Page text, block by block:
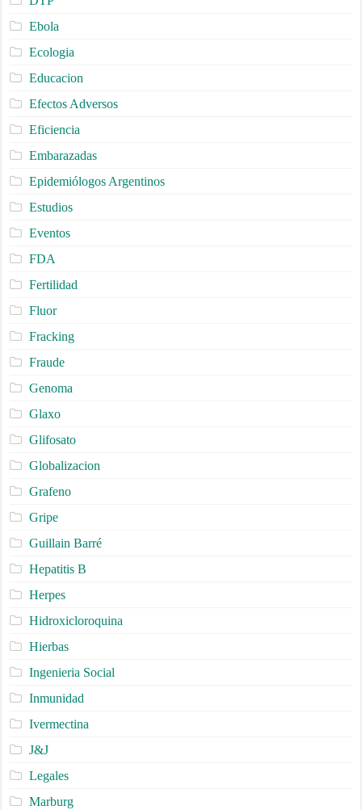
Ebola
Ecologia
Educacion
Efectos Adversos
Eficiencia
Embarazadas
Epidemiólogos Argentinos
Estudios
Eventos
FDA
Fertilidad
Fluor
Fracking
Fraude
Genoma
Glaxo
Glifosato
Globalizacion
Grafeno
Gripe
Guillain Barré
Hepatitis B
Herpes
Hidroxicloroquina
Hierbas
Ingenieria Social
Inmunidad
Ivermectina
J&J
Legales
Marburg